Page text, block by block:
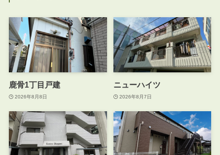
鹿骨1丁目戸建
2026年8月8日
ニューハイツ
2026年8月7日